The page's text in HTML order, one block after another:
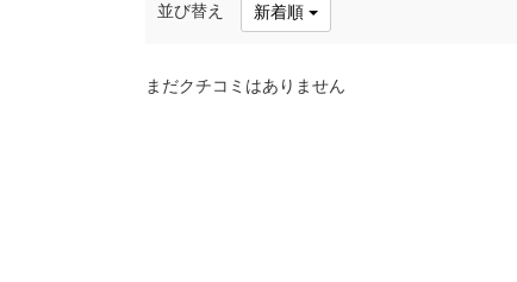
並び替え 新着順
まだクチコミはありません